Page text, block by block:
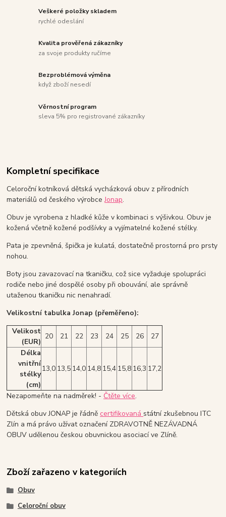
Veškeré položky skladem
rychlé odeslání
Kvalita prověřená zákazníky
za svoje produkty ručíme
Bezproblémová výměna
když zboží nesedí
Věrnostní program
sleva 5% pro registrované zákazníky
Kompletní specifikace
Celoroční kotníková dětská vycházková obuv z přírodních
materiálů od českého výrobceJonap.
Obuv je vyrobena z hladké kůže v kombinaci s výšivkou. Obuv je
kožená včetně kožené podšívky a vyjímatelné kožené stélky.
Pata je zpevněná, špička je kulatá, dostatečně prostorná pro prsty
nohou.
Boty jsou zavazovací na tkaničku, což sice vyžaduje spolupráci
rodiče nebo jiné dospělé osoby při obouvání, ale správně
utaženou tkaničku nic nenahradí.
Velikostní tabulka Jonap (přeměřeno):
Velikost
(EUR)
20 21 22 23 24 25 26
27
Délka
vnitřní
stélky
(cm)
13,0 13,5 14,0 14,8 15,4 15,8 16,3 17,2
Nezapomeňte na nadměrek! - Čtěte více.
Dětská obuv JONAP je řádněcertifikovaná státní zkušebnou ITC
Zlín a má právo užívat označení ZDRAVOTNĚ NEZÁVADNÁ
OBUV udělenou českou obuvnickou asociací ve Zlíně.
Zboží zařazeno v kategoriích
Obuv
Celoroční obuv